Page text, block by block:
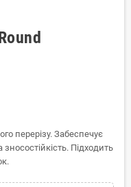
перерізу. Забеспечує
Підходить